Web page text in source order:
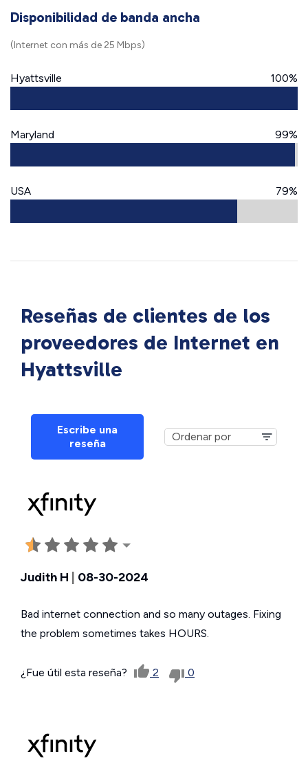
Disponibilidad de banda ancha
(Internet con más de 25 Mbps)
Hyattsville 100%
Maryland 99%
USA 79%
Reseñas de clientes de los
proveedores de Internet en
Hyattsville
Escribe una
reseña
Judith H 08-30-2024
Bad internet connection and so many outages. Fixing
the problem sometimes takes HOURS.
¿Fue útil esta reseña? 2 0